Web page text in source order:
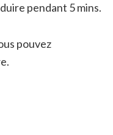
pendant 5 mins.
pouvez